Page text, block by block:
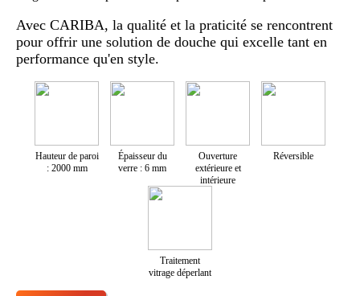
Avec CARIBA, la qualité et la praticité se rencontrent
pour offrir une solution de douche qui excelle tant en
performance qu'en style.
Hauteur de paroi
: 2000 mm
Épaisseur du
verre : 6 mm
Ouverture
extérieure et
intérieure
Réversible
Traitement
vitrage déperlant